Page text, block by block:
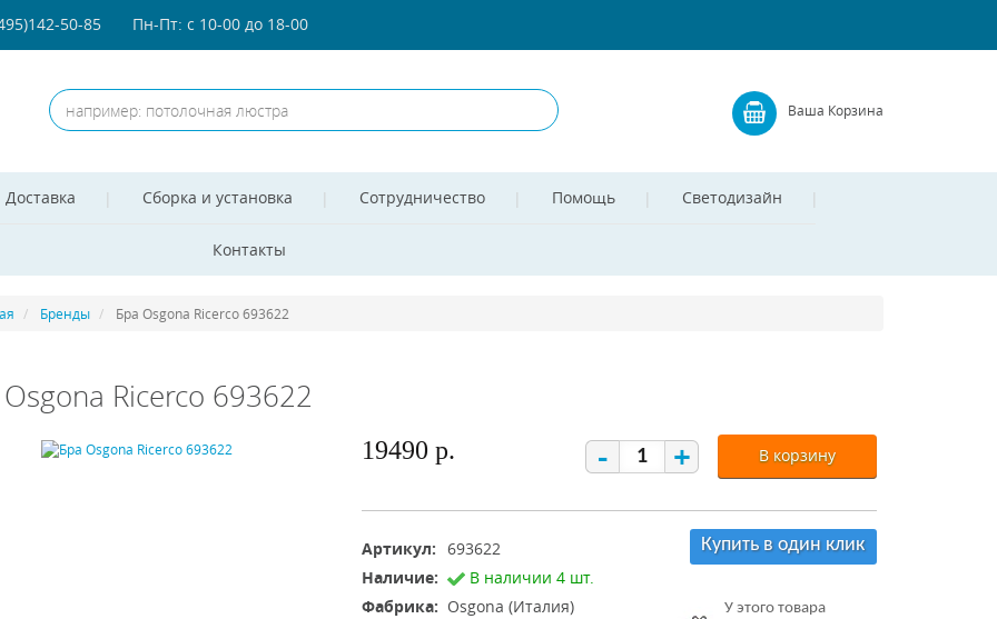
50-85 Пн-Пт: с 10-00 до 18-00
Ваша Корзина
Доставка Сборка и установка Сотрудничество Помощь Светодизайн
Контакты
Бренды Бра Osgona Ricerco 693622
Ricerco 693622
19490 р. - + В корзину
Артикул: 693622
Наличие:
В наличии 4 шт.
Фабрика: Osgona (Италия)
Купить в один клик
У этого товара